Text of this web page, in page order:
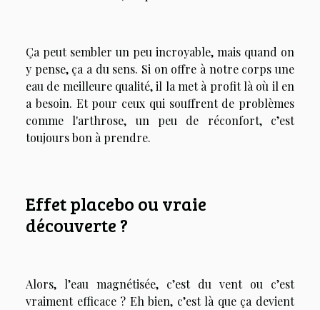
Ça peut sembler un peu incroyable, mais quand on
y pense, ça a du sens. Si on offre à notre corps une
eau de meilleure qualité, il la met à profit là où il en
a besoin. Et pour ceux qui souffrent de problèmes
comme l'arthrose, un peu de réconfort, c’est
toujours bon à prendre.
Effet placebo ou vraie
découverte ?
Alors, l’eau magnétisée, c’est du vent ou c’est
vraiment efficace ? Eh bien, c’est là que ça devient